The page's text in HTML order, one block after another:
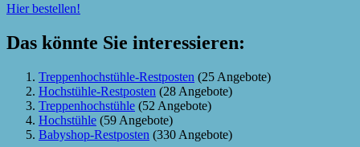
Hier bestellen!
Das könnte Sie interessieren:
Treppenhochstühle-Restposten (25 Angebote)
Hochstühle-Restposten (28 Angebote)
Treppenhochstühle (52 Angebote)
Hochstühle (59 Angebote)
Babyshop-Restposten (330 Angebote)